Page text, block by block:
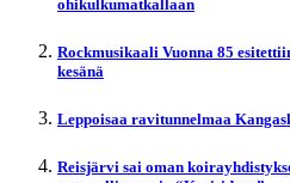
ohikulkumatkallaan
Rockmusikaali Vuonna 85
kesänä
Leppoisaa ravitunnelmaa
Reisjärvi sai oman